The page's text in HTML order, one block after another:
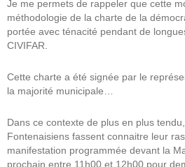
Je me permets de rappeler que cette
méthodologie de la charte de la
portée avec ténacité pendant de
CIVIFAR.
Cette charte a été signée par le
la majorité municipale…
Dans ce contexte de plus en plus
Fontenaisiens fassent connaitre leur
manifestation programmée devant la
prochain entre 11h00 et 12h00 pour